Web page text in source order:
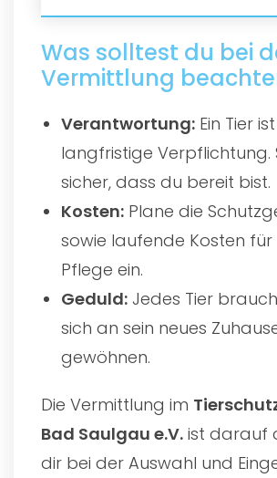
Was solltest du bei
Vermittlung
Verantwortung: Ein Tier
langfristige Verpflichtung.
sicher, dass du bereit bist.
Kosten: Plane die
sowie laufende Kosten für
Pflege ein.
Geduld: Jedes Tier
sich an sein neues
gewöhnen.
Die Vermittlung im
Bad Saulgau e.V. ist darauf
dir bei der Auswahl und